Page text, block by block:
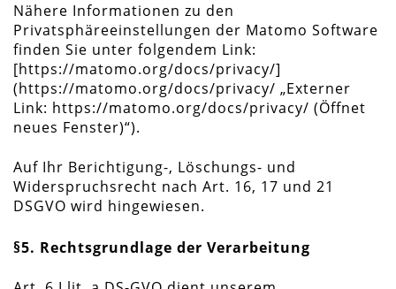
Nähere Informationen zu den
Privatsphäreeinstellungen der Matomo Software
finden Sie unter folgendem Link:
[https://matomo.org/docs/privacy/]
(https://matomo.org/docs/privacy/ „Externer
Link: https://matomo.org/docs/privacy/ (Öffnet
neues Fenster)“).
Auf Ihr Berichtigung-, Löschungs- und
Widerspruchsrecht nach Art. 16, 17 und 21
DSGVO wird hingewiesen.
§5. Rechtsgrundlage der Verarbeitung